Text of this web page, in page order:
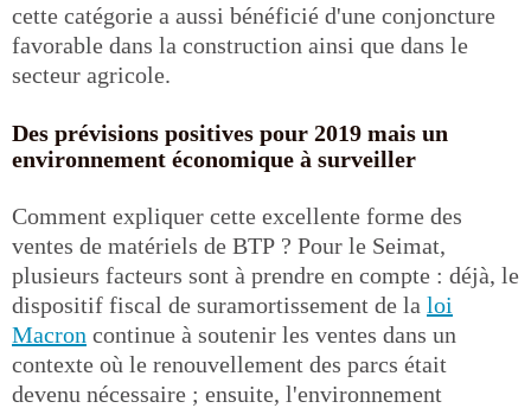
cette catégorie a aussi bénéficié d'une conjoncture
favorable dans la construction ainsi que dans le
secteur agricole.
Des prévisions positives pour 2019 mais un
environnement économique à surveiller
Comment expliquer cette excellente forme des
ventes de matériels de BTP ? Pour le Seimat,
plusieurs facteurs sont à prendre en compte : déjà, le
dispositif fiscal de suramortissement de la loi
Macron continue à soutenir les ventes dans un
contexte où le renouvellement des parcs était
devenu nécessaire ; ensuite, l'environnement